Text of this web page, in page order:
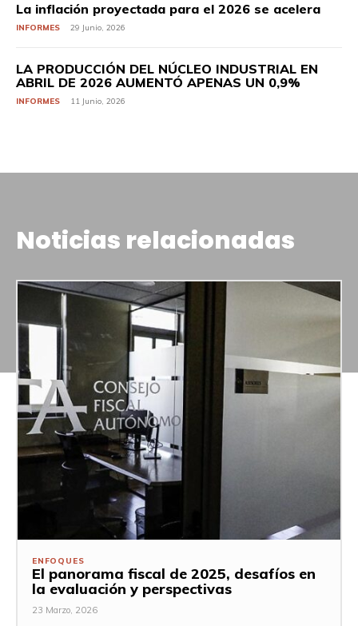
La inflación proyectada para el 2026 se acelera
INFORMES 29 Junio, 2026
LA PRODUCCIÓN DEL NÚCLEO INDUSTRIAL EN
ABRIL DE 2026 AUMENTÓ APENAS UN 0,9%
INFORMES 11 Junio, 2026
Noticias relacionadas
ENFOQUES
El panorama fiscal de 2025, desafíos en
la evaluación y perspectivas
23 Marzo, 2026